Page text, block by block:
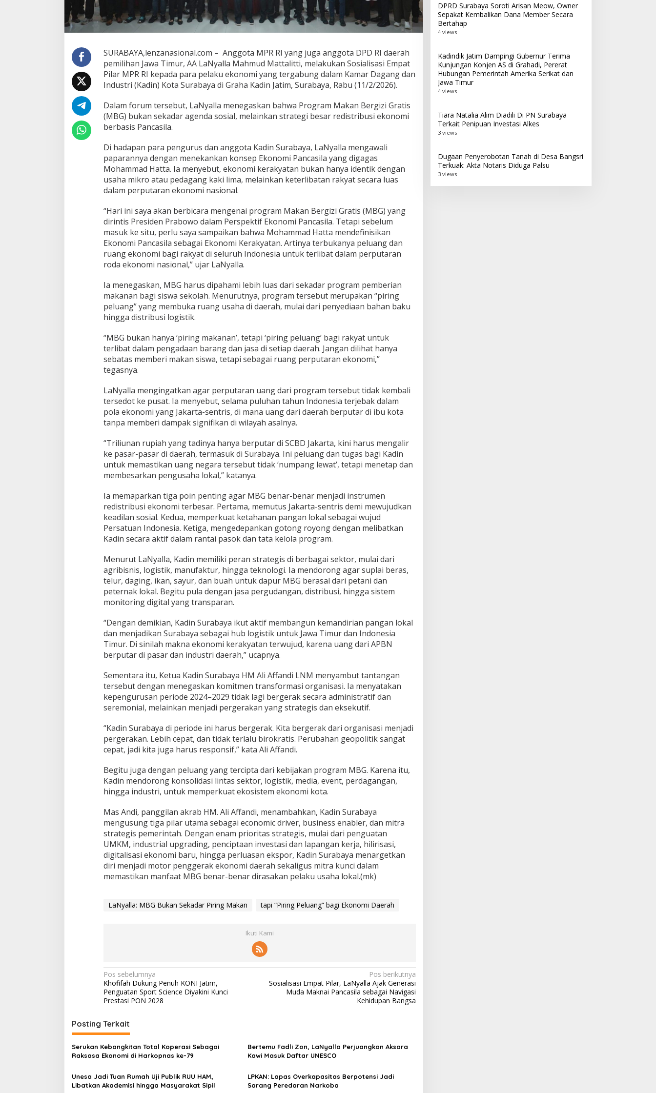
n
,
t
p
i
“
P
i
n
g
P
l
a
n
g
”
b
g
i
E
k
o
n
o
i
D
a
e
r
h
SURABAYA,lenzanasional.com – Anggota MPR RI yang juga anggota DPD RI daerah
pemilihan Jawa Timur, AA LaNyalla Mahmud Mattalitti, melakukan Sosialisasi Empat
Pilar MPR RI kepada para pelaku ekonomi yang tergabung dalam Kamar Dagang dan
Industri (Kadin) Kota Surabaya di Graha Kadin Jatim, Surabaya, Rabu (11/2/2026).
Dalam forum tersebut, LaNyalla menegaskan bahwa Program Makan Bergizi Gratis
(MBG) bukan sekadar agenda sosial, melainkan strategi besar redistribusi ekonomi
berbasis Pancasila.
Di hadapan para pengurus dan anggota Kadin Surabaya, LaNyalla mengawali
paparannya dengan menekankan konsep Ekonomi Pancasila yang digagas
Mohammad Hatta. Ia menyebut, ekonomi kerakyatan bukan hanya identik dengan
usaha mikro atau pedagang kaki lima, melainkan keterlibatan rakyat secara luas
dalam perputaran ekonomi nasional.
“Hari ini saya akan berbicara mengenai program Makan Bergizi Gratis (MBG) yang
dirintis Presiden Prabowo dalam Perspektif Ekonomi Pancasila. Tetapi sebelum
masuk ke situ, perlu saya sampaikan bahwa Mohammad Hatta mendefinisikan
Ekonomi Pancasila sebagai Ekonomi Kerakyatan. Artinya terbukanya peluang dan
ruang ekonomi bagi rakyat di seluruh Indonesia untuk terlibat dalam perputaran
roda ekonomi nasional,” ujar LaNyalla.
Ia menegaskan, MBG harus dipahami lebih luas dari sekadar program pemberian
makanan bagi siswa sekolah. Menurutnya, program tersebut merupakan “piring
peluang” yang membuka ruang usaha di daerah, mulai dari penyediaan bahan baku
hingga distribusi logistik.
“MBG bukan hanya ‘piring makanan’, tetapi ‘piring peluang’ bagi rakyat untuk
terlibat dalam pengadaan barang dan jasa di setiap daerah. Jangan dilihat hanya
sebatas memberi makan siswa, tetapi sebagai ruang perputaran ekonomi,”
tegasnya.
LaNyalla mengingatkan agar perputaran uang dari program tersebut tidak kembali
tersedot ke pusat. Ia menyebut, selama puluhan tahun Indonesia terjebak dalam
pola ekonomi yang Jakarta-sentris, di mana uang dari daerah berputar di ibu kota
tanpa memberi dampak signifikan di wilayah asalnya.
“Triliunan rupiah yang tadinya hanya berputar di SCBD Jakarta, kini harus mengalir
ke pasar-pasar di daerah, termasuk di Surabaya. Ini peluang dan tugas bagi Kadin
untuk memastikan uang negara tersebut tidak ‘numpang lewat’, tetapi menetap dan
membesarkan pengusaha lokal,” katanya.
Ia memaparkan tiga poin penting agar MBG benar-benar menjadi instrumen
redistribusi ekonomi terbesar. Pertama, memutus Jakarta-sentris demi mewujudkan
keadilan sosial. Kedua, memperkuat ketahanan pangan lokal sebagai wujud
Persatuan Indonesia. Ketiga, mengedepankan gotong royong dengan melibatkan
Kadin secara aktif dalam rantai pasok dan tata kelola program.
Menurut LaNyalla, Kadin memiliki peran strategis di berbagai sektor, mulai dari
agribisnis, logistik, manufaktur, hingga teknologi. Ia mendorong agar suplai beras,
telur, daging, ikan, sayur, dan buah untuk dapur MBG berasal dari petani dan
peternak lokal. Begitu pula dengan jasa pergudangan, distribusi, hingga sistem
monitoring digital yang transparan.
“Dengan demikian, Kadin Surabaya ikut aktif membangun kemandirian pangan lokal
dan menjadikan Surabaya sebagai hub logistik untuk Jawa Timur dan Indonesia
Timur. Di sinilah makna ekonomi kerakyatan terwujud, karena uang dari APBN
berputar di pasar dan industri daerah,” ucapnya.
Sementara itu, Ketua Kadin Surabaya HM Ali Affandi LNM menyambut tantangan
tersebut dengan menegaskan komitmen transformasi organisasi. Ia menyatakan
kepengurusan periode 2024–2029 tidak lagi bergerak secara administratif dan
seremonial, melainkan menjadi pergerakan yang strategis dan eksekutif.
“Kadin Surabaya di periode ini harus bergerak. Kita bergerak dari organisasi menjadi
pergerakan. Lebih cepat, dan tidak terlalu birokratis. Perubahan geopolitik sangat
cepat, jadi kita juga harus responsif,” kata Ali Affandi.
Begitu juga dengan peluang yang tercipta dari kebijakan program MBG. Karena itu,
Kadin mendorong konsolidasi lintas sektor, logistik, media, event, perdagangan,
hingga industri, untuk memperkuat ekosistem ekonomi kota.
Mas Andi, panggilan akrab HM. Ali Affandi, menambahkan, Kadin Surabaya
mengusung tiga pilar utama sebagai economic driver, business enabler, dan mitra
strategis pemerintah. Dengan enam prioritas strategis, mulai dari penguatan
UMKM, industrial upgrading, penciptaan investasi dan lapangan kerja, hilirisasi,
digitalisasi ekonomi baru, hingga perluasan ekspor, Kadin Surabaya menargetkan
diri menjadi motor penggerak ekonomi daerah sekaligus mitra kunci dalam
memastikan manfaat MBG benar-benar dirasakan pelaku usaha lokal.(mk)
LaNyalla: MBG Bukan Sekadar Piring Makan tapi “Piring Peluang” bagi Ekonomi Daerah
Ikuti Kami
N
a
v
i
g
a
s
i
p
Pos sebelumnya
Khofifah Dukung Penuh KONI Jatim,
Penguatan Sport Science Diyakini Kunci
Prestasi PON 2028
Pos berikutnya
Sosialisasi Empat Pilar, LaNyalla Ajak Generasi
Muda Maknai Pancasila sebagai Navigasi
Kehidupan Bangsa
Posting Terkait
Serukan Kebangkitan Total Koperasi Sebagai
Raksasa Ekonomi di Harkopnas ke-79
Bertemu Fadli Zon, LaNyalla Perjuangkan Aksara
Kawi Masuk Daftar UNESCO
Unesa Jadi Tuan Rumah Uji Publik RUU HAM,
Libatkan Akademisi hingga Masyarakat Sipil
LPKAN: Lapas Overkapasitas Berpotensi Jadi
Sarang Peredaran Narkoba
DPRD Surabaya Soroti Arisan Meow, Owner
Sepakat Kembalikan Dana Member Secara
Bertahap
4 views
Kadindik Jatim Dampingi Gubernur Terima
Kunjungan Konjen AS di Grahadi, Pererat
Hubungan Pemerintah Amerika Serikat dan
Jawa Timur
4 views
Tiara Natalia Alim Diadili Di PN Surabaya
Terkait Penipuan Investasi Alkes
3 views
Dugaan Penyerobotan Tanah di Desa Bangsri
Terkuak: Akta Notaris Diduga Palsu
3 views